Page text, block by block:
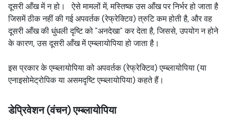
दूसरी आँख में न हो। ऐसे मामलों में, मस्तिष्क उस आँख पर निर्भर हो जाता है
जिसमें ठीक नहीं की गई अपवर्तक (रेफ्रेक्टिव) त्रुटि कम होती है, और वह
दूसरी आँख की धुंधली दृष्टि को "अनदेखा" कर देता है, जिससे, उपयोग न होने
के कारण, उस दूसरी आँख में एम्ब्लायोपिया हो जाता है।
इस प्रकार के एम्ब्लायोपिया को अपवर्तक (रेफ्रेक्टिव) एम्ब्लायोपिया (या
एनाइसोमेट्रोपिक या असमदृष्टि एम्ब्लायोपिया) कहते हैं।
डेप्रिवेशन (वंचन) एम्ब्लायोपिया